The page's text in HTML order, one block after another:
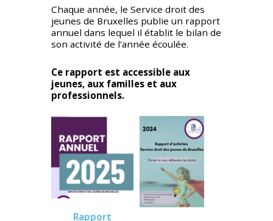
Chaque année, le Service droit des
jeunes de Bruxelles publie un rapport
annuel dans lequel il établit le bilan de
son activité de l’année écoulée.
Ce rapport est accessible aux
jeunes, aux familles et aux
professionnels.
Rapport